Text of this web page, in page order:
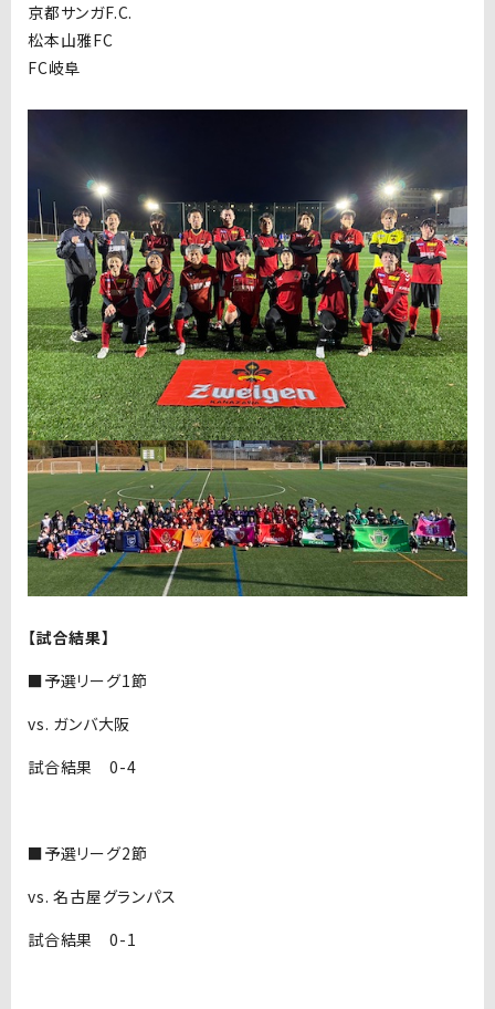
京都サンガF.C.
松本山雅FC
FC岐阜
【試合結果】
■予選リーグ1節
vs. ガンバ大阪
試合結果 0-4
■予選リーグ2節
vs. 名古屋グランパス
試合結果 0-1